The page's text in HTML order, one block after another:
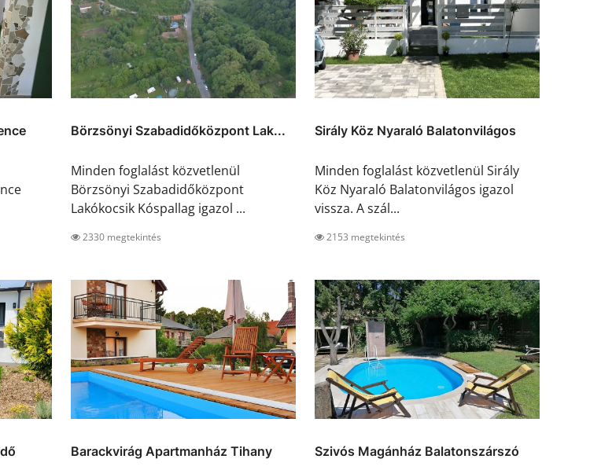
Börzsönyi Szabadidőközpont Lak...
Minden foglalást közvetlenül
Börzsönyi Szabadidőközpont
Lakókocsik Kóspallag igazol ...
2330 megtekintés
Sirály Köz Nyaraló Balatonvilágos
Minden foglalást közvetlenül Sirály
Köz Nyaraló Balatonvilágos igazol
vissza. A szál...
2153 megtekintés
Barackvirág Apartmanház Tihany Szivós Magánház Balatonszárszó